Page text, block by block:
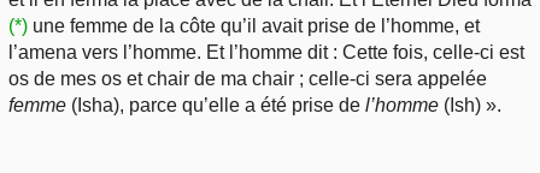
(*) une femme de la côte qu’il avait prise de l’homme, et
l’amena vers l’homme. Et l’homme dit : Cette fois, celle-ci est
os de mes os et chair de ma chair ; celle-ci sera appelée
femme (Isha), parce qu’elle a été prise de l’homme (Ish) ».